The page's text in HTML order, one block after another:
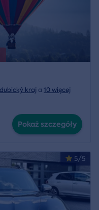
kraj a 10 więcej
Pokaż szczegóły
5/5